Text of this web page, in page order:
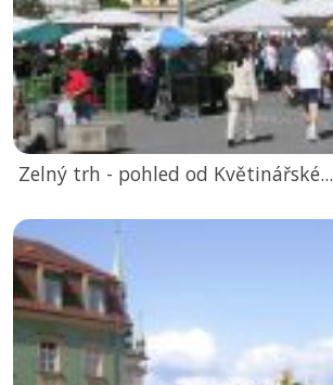
Zelný trh - pohled od Květinářské...